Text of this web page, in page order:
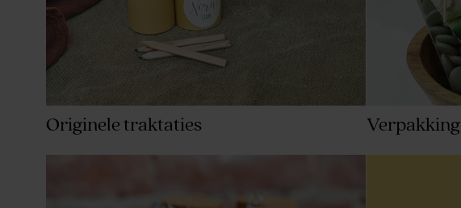
Originele traktaties Verpakking